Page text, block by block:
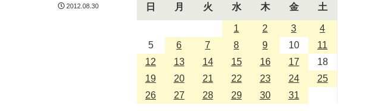
2012.08.30 日 月 火 水 木 金 土
1 2 3
4
5
6 7 8 9 10
11
12
13 14 15 16 17
18
19
20 21 22 23 24
25
26
27 28 29 30 31